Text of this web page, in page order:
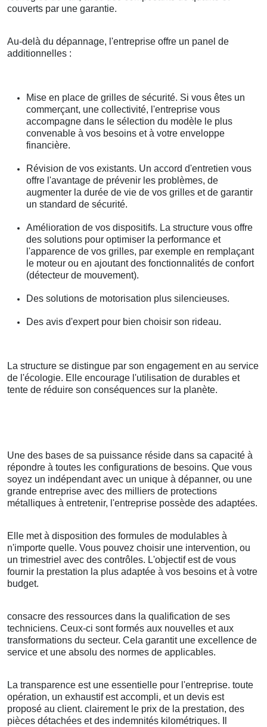
couverts par une garantie.
Au-delà du dépannage, l'entreprise offre un panel de
additionnelles :
Mise en place de grilles de sécurité. Si vous êtes un
commerçant, une collectivité, l'entreprise vous
accompagne dans le sélection du modèle le plus
convenable à vos besoins et à votre enveloppe
financière.
Révision de vos existants. Un accord d'entretien vous
offre l'avantage de prévenir les problèmes, de
augmenter la durée de vie de vos grilles et de garantir
un standard de sécurité.
Amélioration de vos dispositifs. La structure vous offre
des solutions pour optimiser la performance et
l'apparence de vos grilles, par exemple en remplaçant
le moteur ou en ajoutant des fonctionnalités de confort
(détecteur de mouvement).
Des solutions de motorisation plus silencieuses.
Des avis d'expert pour bien choisir son rideau.
La structure se distingue par son engagement en au service
de l'écologie. Elle encourage l'utilisation de durables et
tente de réduire son conséquences sur la planète.
Une des bases de sa puissance réside dans sa capacité à
répondre à toutes les configurations de besoins. Que vous
soyez un indépendant avec un unique à dépanner, ou une
grande entreprise avec des milliers de protections
métalliques à entretenir, l'entreprise possède des adaptées.
Elle met à disposition des formules de modulables à
n'importe quelle. Vous pouvez choisir une intervention, ou
un trimestriel avec des contrôles. L'objectif est de vous
fournir la prestation la plus adaptée à vos besoins et à votre
budget.
consacre des ressources dans la qualification de ses
techniciens. Ceux-ci sont formés aux nouvelles et aux
transformations du secteur. Cela garantit une excellence de
service et une absolu des normes de applicables.
La transparence est une essentielle pour l'entreprise. toute
opération, un exhaustif est accompli, et un devis est
proposé au client. clairement le prix de la prestation, des
pièces détachées et des indemnités kilométriques. Il